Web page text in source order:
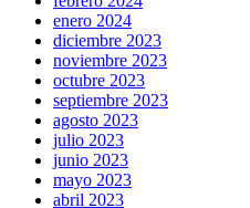
enero 2024
diciembre 2023
noviembre 2023
octubre 2023
septiembre 2023
agosto 2023
julio 2023
junio 2023
mayo 2023
abril 2023